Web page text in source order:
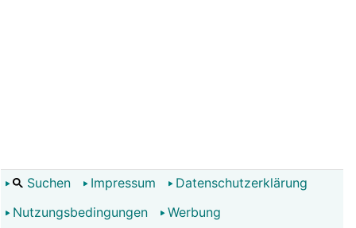
Suchen Impressum
Datenschutzerklärung
Nutzungsbedingungen
Werbung